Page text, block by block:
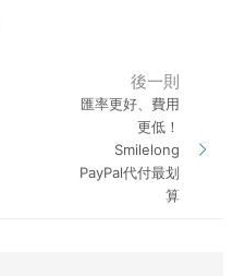
後一則
匯率更好、費用
更低！
Smilelong
PayPal代付最划
算